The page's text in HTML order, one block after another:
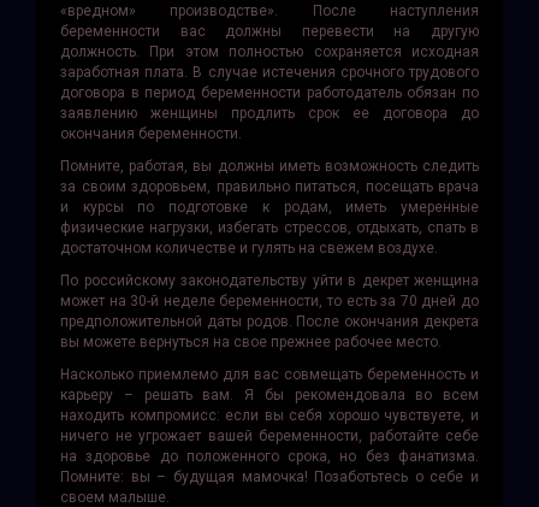
«вредном» производстве». После наступления
беременности вас должны перевести на другую
должность. При этом полностью сохраняется исходная
заработная плата. В случае истечения срочного трудового
договора в период беременности работодатель обязан по
заявлению женщины продлить срок ее договора до
окончания беременности.
Помните, работая, вы должны иметь возможность следить
за своим здоровьем, правильно питаться, посещать врача
и курсы по подготовке к родам, иметь умеренные
физические нагрузки, избегать стрессов, отдыхать, спать в
достаточном количестве и гулять на свежем воздухе.
По российскому законодательству уйти в декрет женщина
может на 30-й неделе беременности, то есть за 70 дней до
предположительной даты родов. После окончания декрета
вы можете вернуться на свое прежнее рабочее место.
Насколько приемлемо для вас совмещать беременность и
карьеру – решать вам. Я бы рекомендовала во всем
находить компромисс: если вы себя хорошо чувствуете, и
ничего не угрожает вашей беременности, работайте себе
на здоровье до положенного срока, но без фанатизма.
Помните: вы – будущая мамочка! Позаботьтесь о себе и
своем малыше.